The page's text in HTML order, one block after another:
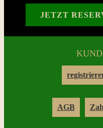
Reservation
Login
Warenkorb
JETZT
AGB